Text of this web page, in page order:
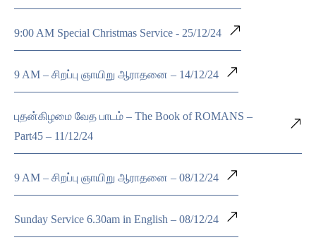
9:00 AM Special Christmas Service - 25/12/24
9 AM – சிறப்பு ஞாயிறு ஆராதனை – 14/12/24
புதன்கிழமை வேத பாடம் – The Book of ROMANS –
Part45 – 11/12/24
9 AM – சிறப்பு ஞாயிறு ஆராதனை – 08/12/24
Sunday Service 6.30am in English – 08/12/24